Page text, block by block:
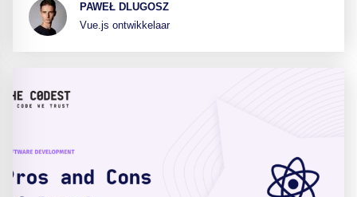
PAWEŁ DLUGOSZ
Vue.js ontwikkelaar